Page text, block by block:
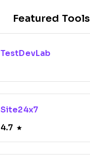
Featured Tools
TestDevLab
Site24x7
4.7